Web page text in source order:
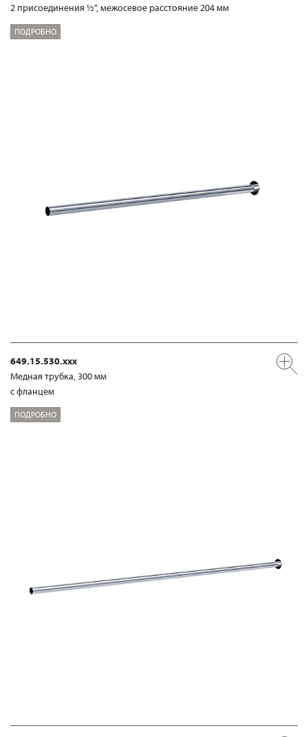
2 присоединения ½“, межосевое расстояние 204 мм
ПОДРОБНО
649.15.530.xxx
Медная трубка, 300 мм
с фланцем
ПОДРОБНО